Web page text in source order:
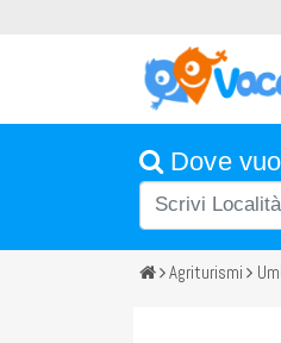
Dove
Agriturismi